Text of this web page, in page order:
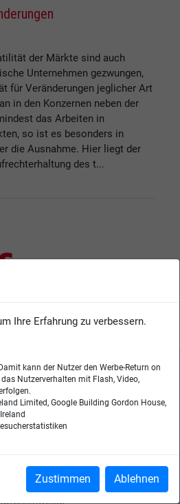
der Märkte sind auch
Unternehmen gezwungen,
für Veränderungen jeglicher Art
in den Konzernen neben der
das Arbeiten in
so ist es besonders in
die Ausnahme. Hier liegt der
des t...
Vernetzung & Collaboration
Magazin
Ausgabe
Themenplan
Ihre Erfahrung zu verbessern.
kann der Nutzer den Werbe-Return on
das Nutzerverhalten mit Flash, Video,
Limited, Google Building Gordon House,
Zustimmen Ablehnen